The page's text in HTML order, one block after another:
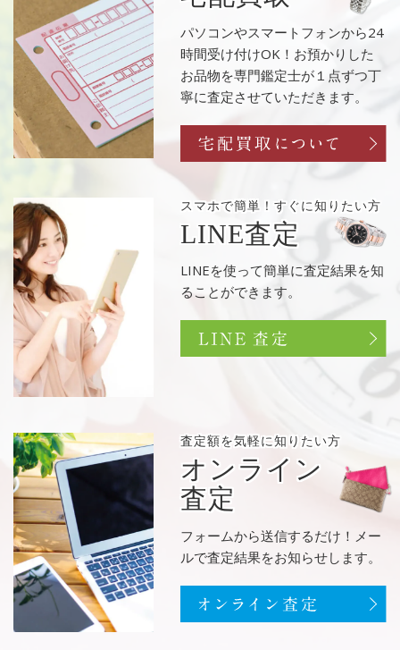
パソコンやスマートフォンから24
時間受け付けOK！お預かりした
お品物を専門鑑定士が１点ずつ丁
寧に査定させていただきます。
スマホで簡単！ すぐに知りたい方
LINE査定
LINEを使って簡単に査定結果を知
ることができます。
査定額を気軽に知りたい方
オンライン
査定
フォームから送信するだけ！メー
ルで査定結果をお知らせします。